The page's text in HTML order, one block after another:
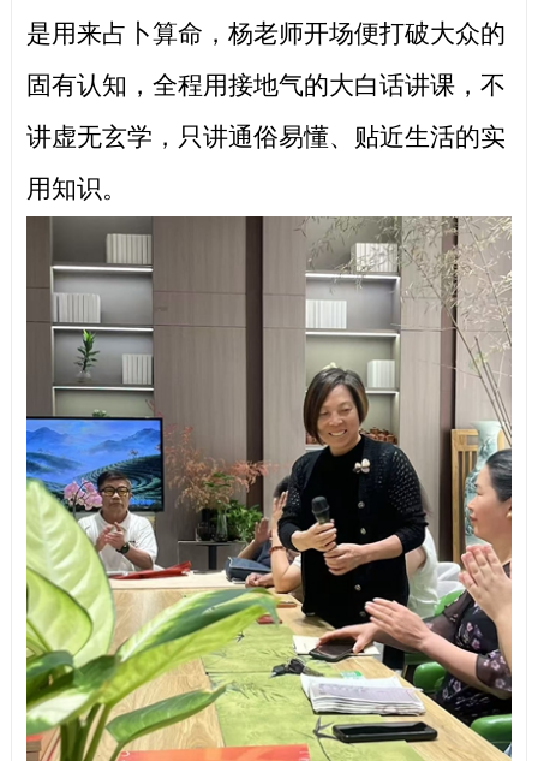
是用来占卜算命，杨老师开场便打破大众的
固有认知，全程用接地气的大白话讲课，不
讲虚无玄学，只讲通俗易懂、贴近生活的实
用知识。